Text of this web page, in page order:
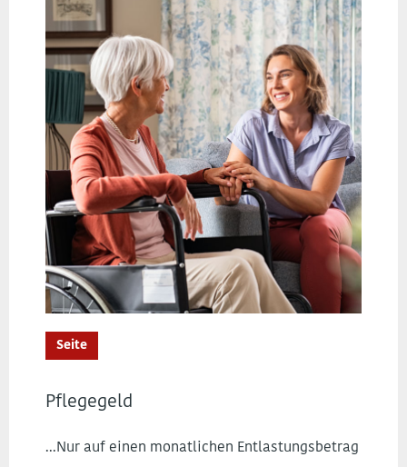
Seite
Pflegegeld
...Nur auf einen monatlichen Entlastungsbetrag